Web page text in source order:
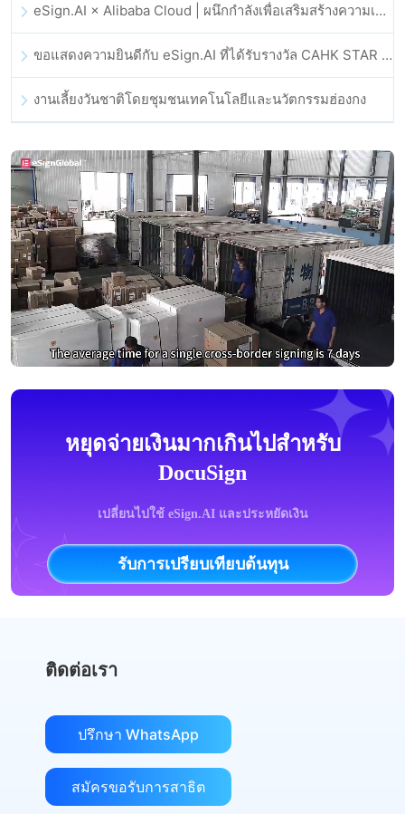
eSign.AI × Alibaba Cloud | ผนึกกำลังเพื่อเสริมสร้างความเชื่อมั่นดิจิทัลระดับโลกสำหรับฟินเทค
ขอแสดงความยินดีกับ eSign.AI ที่ได้รับรางวัล CAHK STAR Award 2025
งานเลี้ยงวันชาติโดยชุมชนเทคโนโลยีและนวัตกรรมฮ่องกง
หยุดจ่ายเงินมากเกินไปสำหรับ
DocuSign
เปลี่ยนไปใช้ eSign.AI และประหยัดเงิน
รับการเปรียบเทียบต้นทุน
ติดต่อเรา
ปรึกษา WhatsApp
สมัครขอรับการสาธิต